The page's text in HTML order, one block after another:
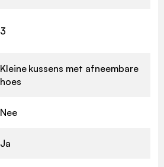
3
Kleine kussens met afneembare
hoes
Nee
Ja